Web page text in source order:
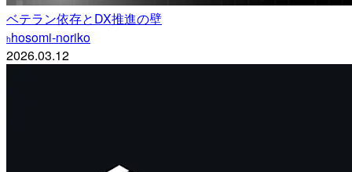
ベテラン依存とDX推進の壁
hhosomi-noriko
2026.03.12